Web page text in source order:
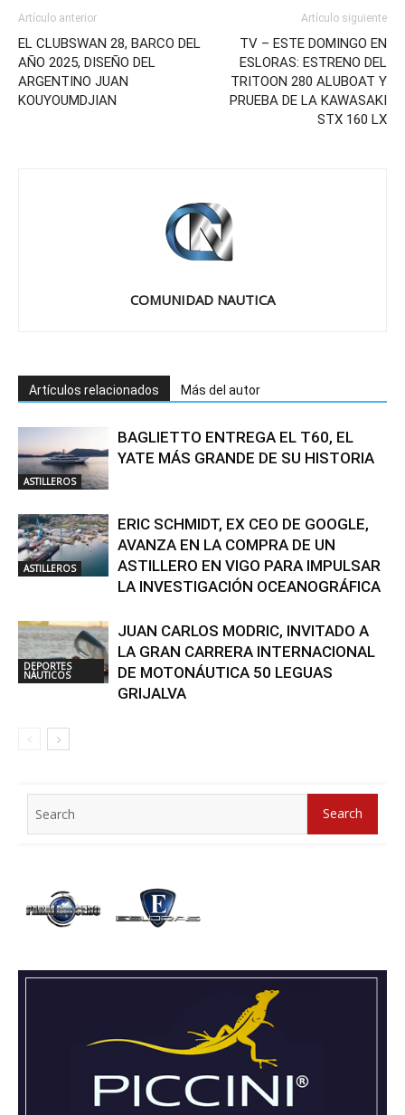
Artículo anterior
EL CLUBSWAN 28, BARCO DEL
AÑO 2025, DISEÑO DEL
ARGENTINO JUAN
KOUYOUMDJIAN
Artículo siguiente
TV – ESTE DOMINGO EN
ESLORAS: ESTRENO DEL
TRITOON 280 ALUBOAT Y
PRUEBA DE LA KAWASAKI
STX 160 LX
COMUNIDAD NAUTICA
Artículos relacionados Más del autor
ASTILLEROS
BAGLIETTO ENTREGA EL T60, EL
YATE MÁS GRANDE DE SU HISTORIA
ASTILLEROS
ERIC SCHMIDT, EX CEO DE GOOGLE,
AVANZA EN LA COMPRA DE UN
ASTILLERO EN VIGO PARA IMPULSAR
LA INVESTIGACIÓN OCEANOGRÁFICA
DEPORTES
NÁUTICOS
JUAN CARLOS MODRIC, INVITADO A
LA GRAN CARRERA INTERNACIONAL
DE MOTONÁUTICA 50 LEGUAS
GRIJALVA
for:
Search